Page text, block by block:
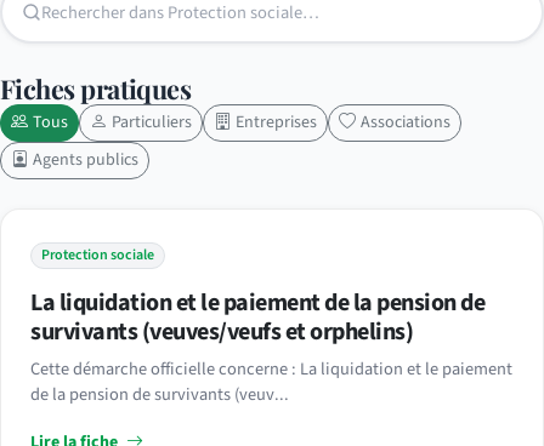
Fiches pratiques
Tous Particuliers Entreprises
Associations
Agents publics
Protection sociale
La liquidation et le paiement de la pension de
survivants (veuves/veufs et orphelins)
Cette démarche officielle concerne : La liquidation et le paiement
de la pension de survivants (veuv...